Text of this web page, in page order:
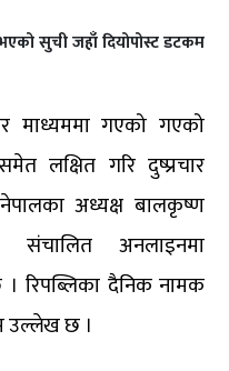
सुची जहाँ दियोपोस्ट डटकम
माध्यममा गएको गएको
लक्षित गरि दुष्प्रचार
अध्यक्ष बालकृष्ण
संचालित अनलाइनमा
। रिपब्लिका दैनिक नामक
उल्लेख छ ।